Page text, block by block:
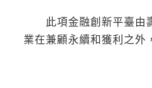
此項金融創新平臺由壽
業在兼顧永續和獲利之外